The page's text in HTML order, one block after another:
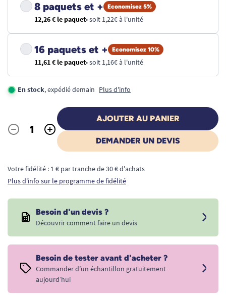
8 paquets et + Economisez 5%
12,26 € le paquet• soit 1,22€ à l'unité
16 paquets et + Economisez 10%
11,61 € le paquet• soit 1,16€ à l'unité
En stock, expédié demain Plus d'info
Quantité
- +
AJOUTER AU PANIER
DEMANDER UN DEVIS
Votre fidélité : 1 € par tranche de 30 € d'achats
Plus d'info sur le programme de fidélité
Besoin d'un devis ?
Découvrir comment faire un devis
Besoin de tester avant d'acheter ?
Commander d’un échantillon gratuitement
aujourd’hui